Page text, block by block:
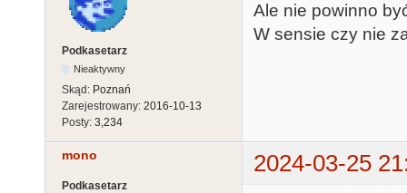
Podkasetarz
Nieaktywny
Skąd: Poznań
Zarejestrowany: 2016-10-13
Posty: 3,234
Ale nie powinno
W sensie czy nie
mono 2024-03-25
Podkasetarz